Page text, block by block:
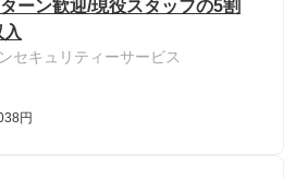
ーン歓迎/現役スタッフの5割
セキュリティーサービス
円